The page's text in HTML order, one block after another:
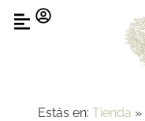
Estás en: Tienda »